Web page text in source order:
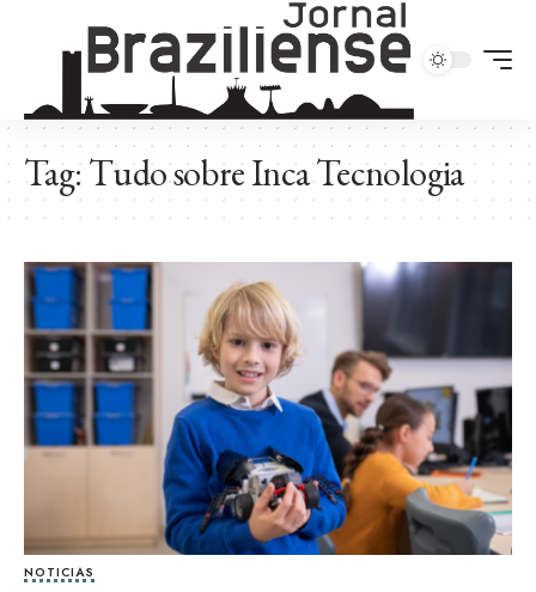
Tag:Tudo sobre Inca Tecnologia
NOTICIAS